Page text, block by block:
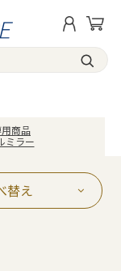
商品
ミラー
替え